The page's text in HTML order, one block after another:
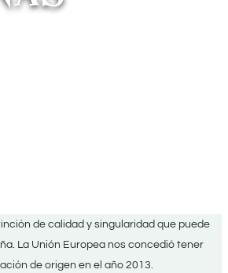
de calidad y singularidad que puede
La Unión Europea nos concedió tener
de origen en el año 2013.